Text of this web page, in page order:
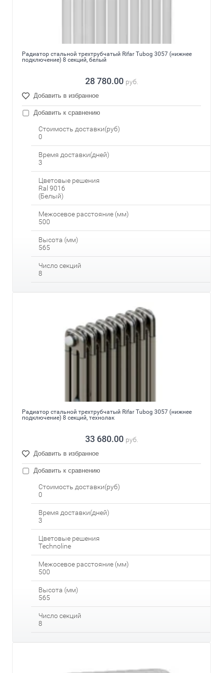
Радиатор стальной трехтрубчатый Rifar Tubog 3057 (нижнее
подключение) 8 секций, белый
28 780.00 руб.
Добавить в избранное
Добавить к сравнению
Стоимость доставки(руб)
0
Время доставки(дней)
3
Цветовые решения
Ral 9016
(Белый)
Межосевое расстояние (мм)
500
Высота (мм)
565
Число секций
8
Радиатор стальной трехтрубчатый Rifar Tubog 3057 (нижнее
подключение) 8 секций, технолак
33 680.00 руб.
Добавить в избранное
Добавить к сравнению
Стоимость доставки(руб)
0
Время доставки(дней)
3
Цветовые решения
Technoline
Межосевое расстояние (мм)
500
Высота (мм)
565
Число секций
8